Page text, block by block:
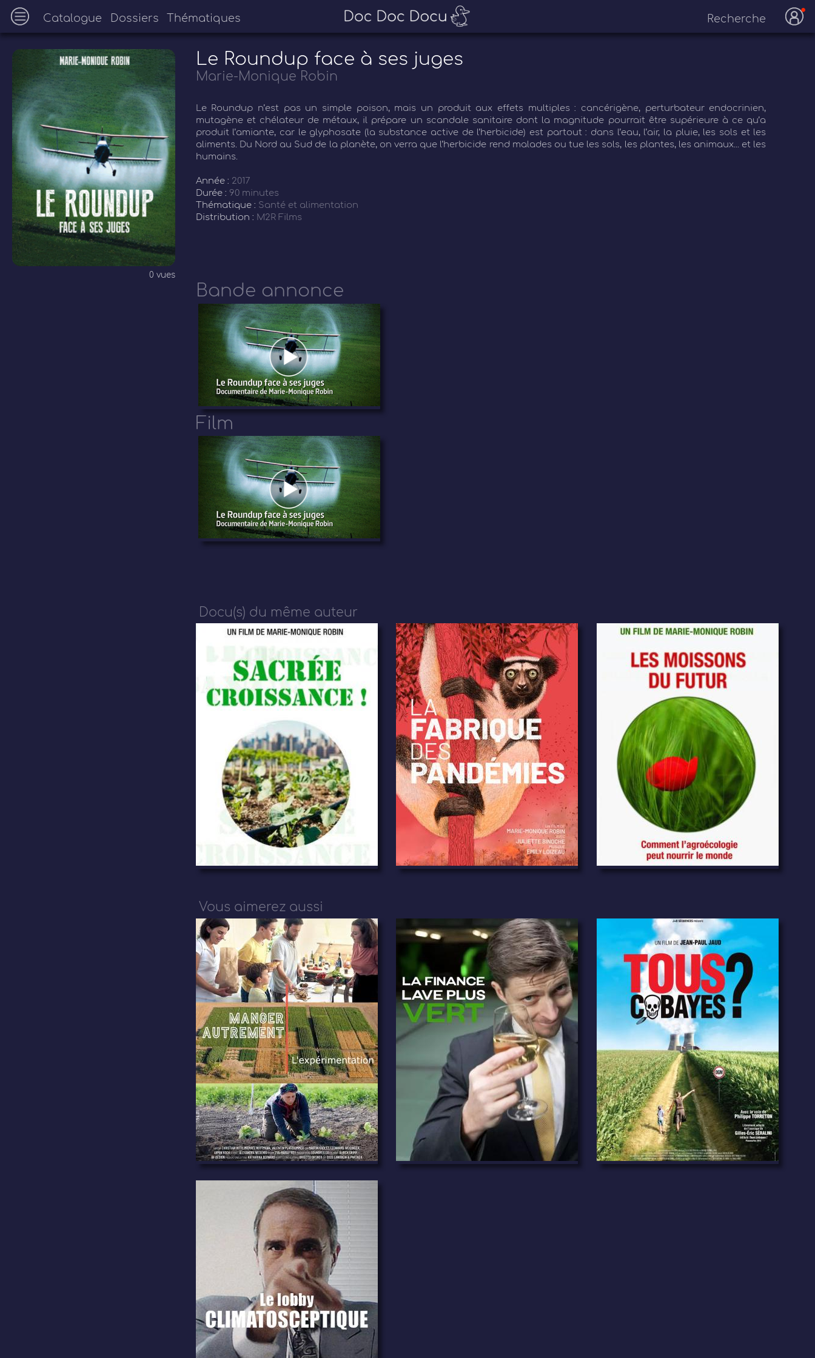
Catalogue Dossiers Thématiques
0 vues
Le Roundup face à ses juges
Marie-Monique Robin
Le Roundup n’est pas un simple poison, mais un produit aux effets multiples : cancérigène, perturbateur endocrinien,
mutagène et chélateur de métaux, il prépare un scandale sanitaire dont la magnitude pourrait être supérieure à ce qu’a
produit l’amiante, car le glyphosate (la substance active de l’herbicide) est partout : dans l’eau, l’air, la pluie, les sols et les
aliments. Du Nord au Sud de la planète, on verra que l’herbicide rend malades ou tue les sols, les plantes, les animaux... et les
humains.
Année : 2017
Durée : 90 minutes
Thématique : Santé et alimentation
Distribution : M2R Films
Bande annonce
Film
Docu(s) du même auteur
Vous aimerez aussi